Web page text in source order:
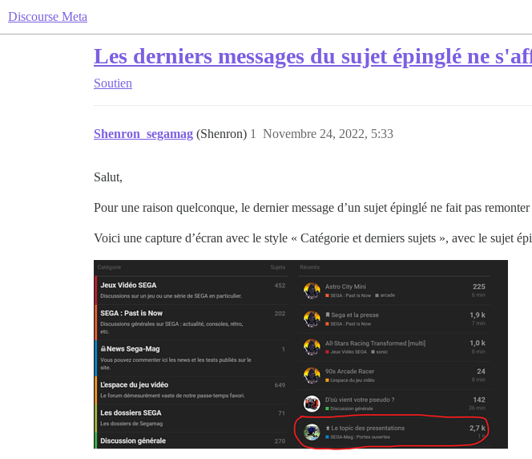
Discourse Meta
Les derniers messages du sujet épinglé ne
Soutien
Shenron_segamag (Shenron) Novembre 24, 2022, 5:33
1
Salut,
Pour une raison quelconque, le dernier message d’un sujet épinglé ne fait pas
Voici une capture d’écran avec le style « Catégorie et derniers sujets », avec le sujet